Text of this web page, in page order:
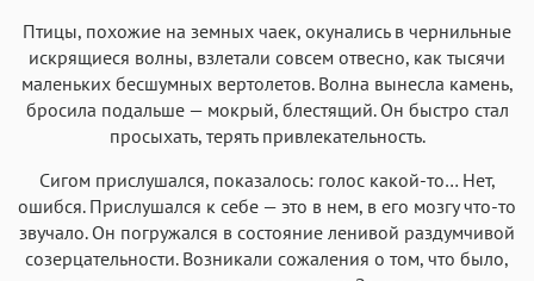
Аа
Iowan
Аа
San Francisco Аа
SF Serif Аа
New York
Аа
Helvetica Neue
Аа
Arial Аа
Georgia
Аа
Times New Roman
Аа
Courier
Аа
Courier New
Аа
Menlo
Аа
SF Mono
Птицы, похожие на земных чаек, окунались в чернильные
искрящиеся волны, взлетали совсем отвесно, как тысячи
маленьких бесшумных вертолетов. Волна вынесла камень,
бросила подальше — мокрый, блестящий. Он быстро стал
просыхать, терять привлекательность.
Сигом прислушался, показалось: голос какой-то… Нет,
ошибся. Прислушался к себе — это в нем, в его мозгу что-то
звучало. Он погружался в состояние ленивой раздумчивой
созерцательности. Возникали сожаления о том, что было,